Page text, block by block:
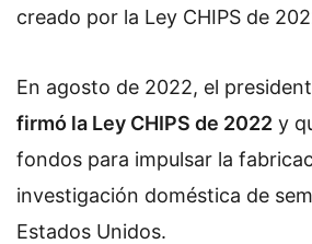
creado por la Ley CHIPS de
En agosto de 2022, el
firmó la Ley CHIPS de 2022 y
fondos para impulsar la
investigación doméstica de
Estados Unidos.